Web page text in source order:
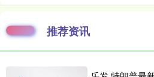
推荐资讯